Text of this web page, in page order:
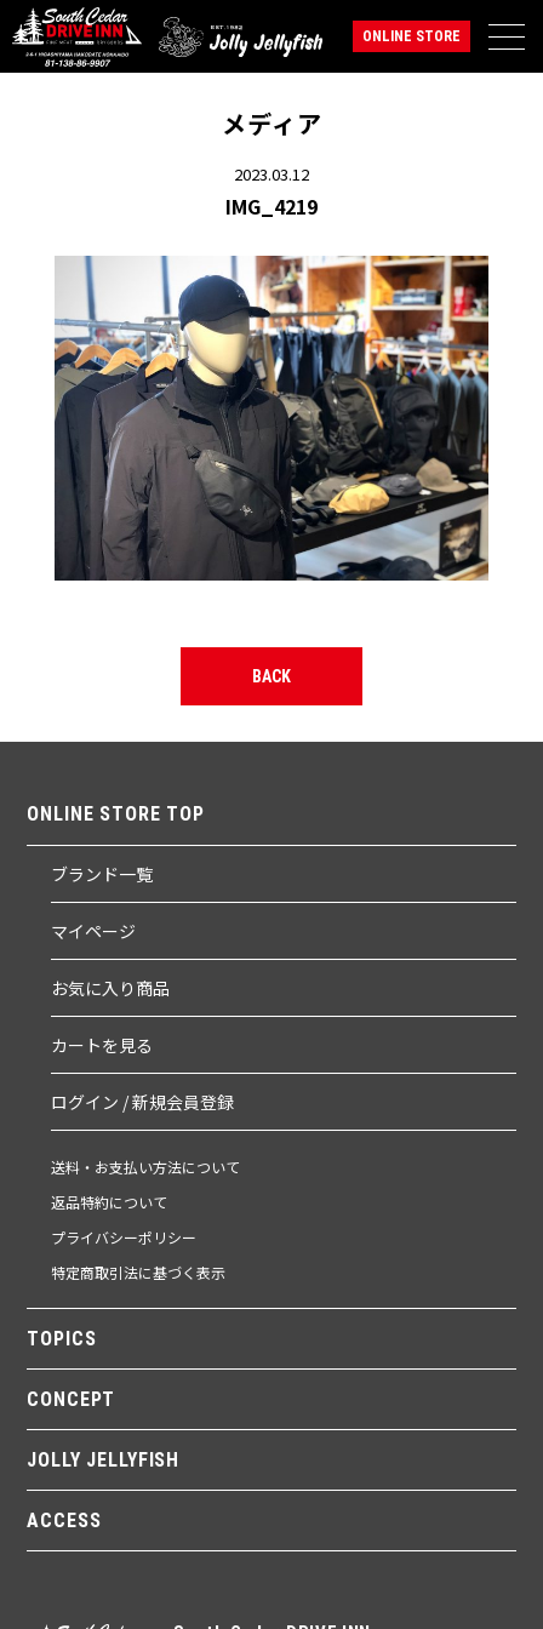
ONLINE STORE
メディア
2023.03.12
IMG_4219
BACK
ONLINE STORE TOP
ブランド一覧
マイページ
お気に入り商品
カートを見る
ログイン / 新規会員登録
送料・お支払い方法について
返品特約について
プライバシーポリシー
特定商取引法に基づく表示
TOPICS
CONCEPT
JOLLY JELLYFISH
ACCESS